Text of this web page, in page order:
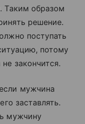
Таким образом
решение.
поступать
потому
закончится.
мужчина
заставлять.
мужчину